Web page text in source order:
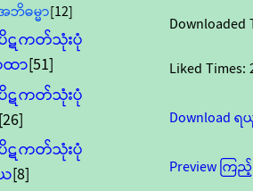
ဘိဓမ္မာ[12]
ပိဋကတ်သုံးပုံ
ထာ[51]
ပိဋကတ်သုံးပုံ
[26]
ပိဋကတ်သုံးပုံ
[8]
Downloaded
Liked Times:
Download
Preview ကြ